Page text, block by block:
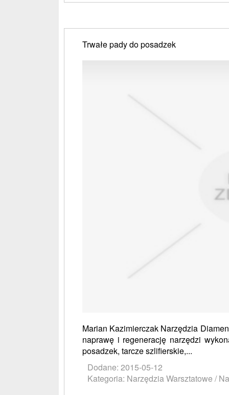
Trwałe pady do posadzek
Marian Kazimierczak Narzędzia
naprawę i regenerację narzędzi
posadzek, tarcze szlifierskie,...
Dodane: 2015-05-12
Kategoria: Narzędzia Warsztatowe /